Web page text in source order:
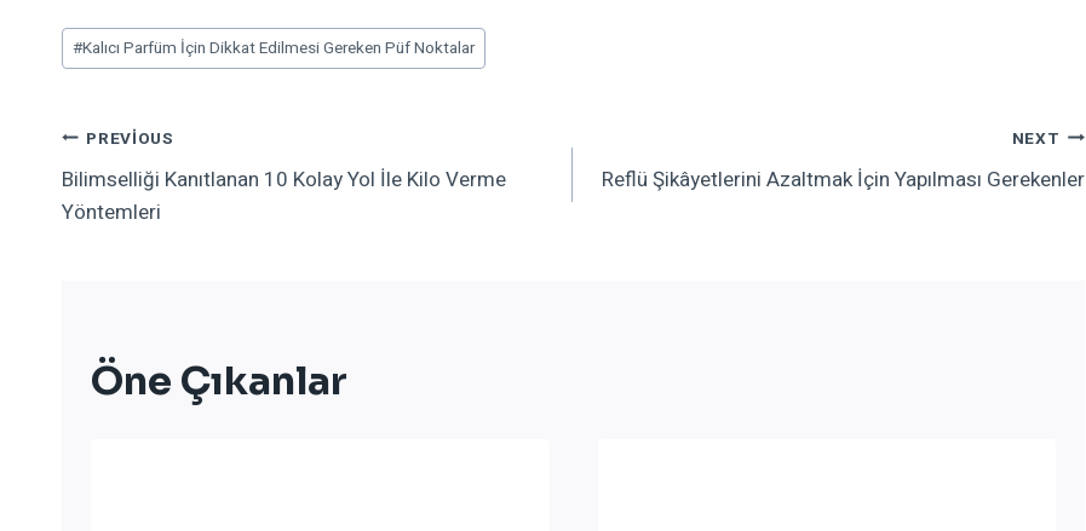
Post
Tags:
#Kalıcı Parfüm İçin Dikkat Edilmesi Gereken Püf Noktalar
Yazı
Gezinmesi
PREVIOUS
Bilimselliği Kanıtlanan 10 Kolay Yol İle Kilo Verme
Yöntemleri
NEXT
Reflü Şikâyetlerini Azaltmak İçin Yapılması Gerekenler
Öne Çıkanlar